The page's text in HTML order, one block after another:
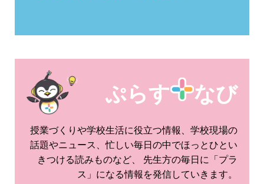
ぷらす なび
授業づくりや学校生活に役立つ情報、学校現場の
話題やニュース、忙しい毎日の中でほっとひとい
きつける読みものなど、 先生方の毎日に「プラ
ス」になる情報を発信していきます。